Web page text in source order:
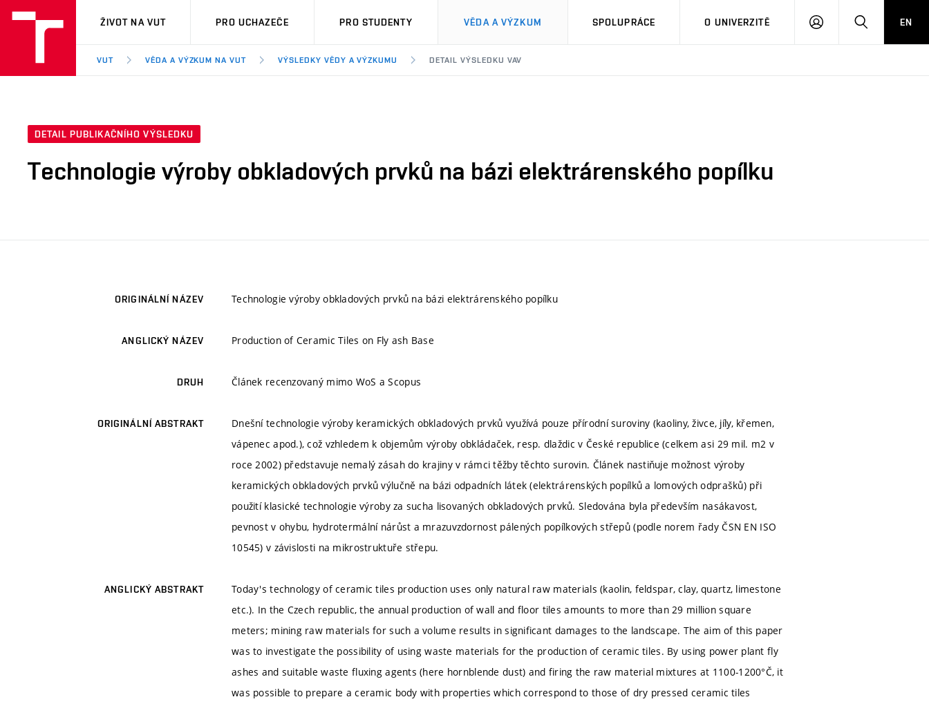
VUT
ŽIVOT NA VUT PRO UCHAZEČE PRO STUDENTY VĚDA A VÝZKUM SPOLUPRÁCE O UNIVERZITĚ
PŘIHLÁSIT HLEDATEN
VUT VĚDA A VÝZKUM NA VUT VÝSLEDKY VĚDY A VÝZKUMU DETAIL VÝSLEDKU VAV
DETAIL PUBLIKAČNÍHO VÝSLEDKU
Technologie výroby obkladových prvků na bázi elektrárenského popílku
ORIGINÁLNÍ NÁZEV Technologie výroby obkladových prvků na bázi elektrárenského popílku
ANGLICKÝ NÁZEV Production of Ceramic Tiles on Fly ash Base
DRUH Článek recenzovaný mimo WoS a Scopus
ORIGINÁLNÍ ABSTRAKT
Dnešní technologie výroby keramických obkladových prvků využívá pouze přírodní suroviny (kaoliny, živce, jíly, křemen,
vápenec apod.), což vzhledem k objemům výroby obkládaček, resp. dlaždic v České republice (celkem asi 29 mil. m2 v
roce 2002) představuje nemalý zásah do krajiny v rámci těžby těchto surovin. Článek nastiňuje možnost výroby
keramických obkladových prvků výlučně na bázi odpadních látek (elektrárenských popílků a lomových odprašků) při
použití klasické technologie výroby za sucha lisovaných obkladových prvků. Sledována byla především nasákavost,
pevnost v ohybu, hydrotermální nárůst a mrazuvzdornost pálených popílkových střepů (podle norem řady ČSN EN ISO
10545) v závislosti na mikrostruktuře střepu.
ANGLICKÝ ABSTRAKT
Today's technology of ceramic tiles production uses only natural raw materials (kaolin, feldspar, clay, quartz, limestone
etc.). In the Czech republic, the annual production of wall and floor tiles amounts to more than 29 million square
meters; mining raw materials for such a volume results in significant damages to the landscape. The aim of this paper
was to investigate the possibility of using waste materials for the production of ceramic tiles. By using power plant fly
ashes and suitable waste fluxing agents (here hornblende dust) and firing the raw material mixtures at 1100-1200°Č, it
was possible to prepare a ceramic body with properties which correspond to those of dry pressed ceramic tiles